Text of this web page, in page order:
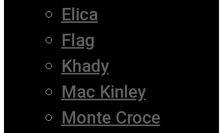
Elica
Flag
Khady
Mac Kinley
Monte Croce